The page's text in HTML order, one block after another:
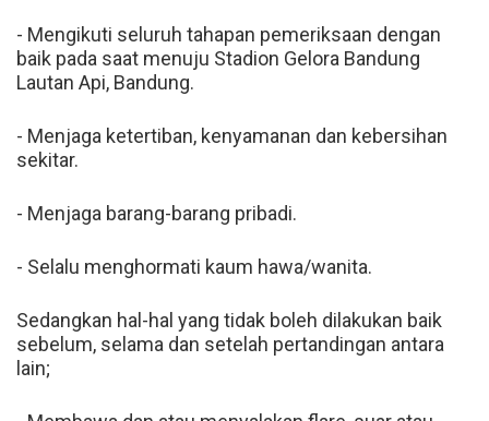
- Mengikuti seluruh tahapan pemeriksaan dengan
baik pada saat menuju Stadion Gelora Bandung
Lautan Api, Bandung.
- Menjaga ketertiban, kenyamanan dan kebersihan
sekitar.
- Menjaga barang-barang pribadi.
- Selalu menghormati kaum hawa/wanita.
Sedangkan hal-hal yang tidak boleh dilakukan baik
sebelum, selama dan setelah pertandingan antara
lain;